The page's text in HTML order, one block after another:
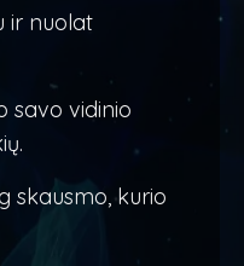
ir nuolat
savo vidinio
skausmo, kurio